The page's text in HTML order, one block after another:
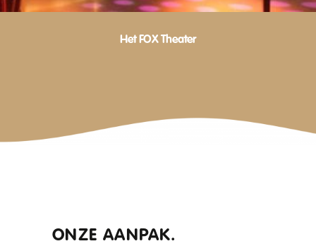
Het FOX Theater
ONZE AANPAK.